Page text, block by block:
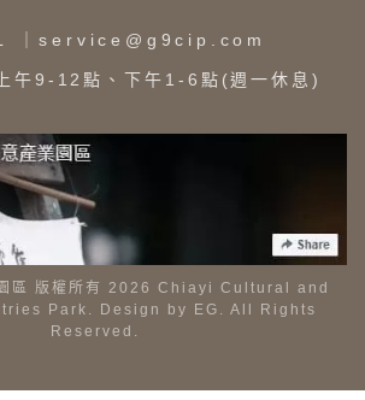
｜service@g9cip.com
午9-12點、下午1-6點(週一休息)
園區 版權所有 2026 Chiayi Cultural and
Park. Design by
EG . All Rights
Reserved.